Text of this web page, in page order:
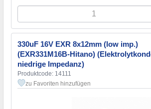
330uF 16V EXR 8x12mm (low imp.)
(EXR331M16B-Hitano)
niedrige Impedanz)
Produktcode: 14111
zu Favoriten hinzufügen